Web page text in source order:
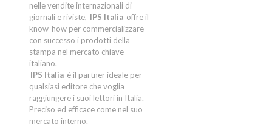
nelle vendite internazionali di
giornali e riviste, IPS Italia offre il
know-how per commercializzare
con successo i prodotti della
stampa nel mercato chiave
italiano.
IPS Italia è il partner ideale per
qualsiasi editore che voglia
raggiungere i suoi lettori in Italia.
Preciso ed efficace come nel suo
mercato interno.